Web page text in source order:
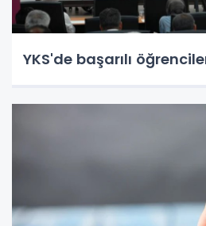
YKS'de başarılı